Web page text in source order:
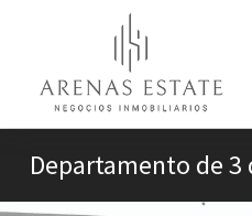
Departamento de